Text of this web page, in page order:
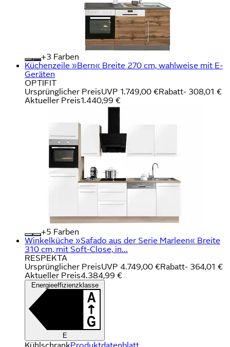
+
Farben
Küchenzeile »Bern« Breite 270 cm, wahlweise mit E-
Geräten
OPTIFIT
Ursprünglicher PreisUVP 1.749,00 €Rabatt- 308,01 €
Aktueller Preis1.440,99 €
+
Farben
Winkelküche »Safado aus der Serie Marleen« Breite
310 cm, mit Soft-Close, in...
RESPEKTA
Ursprünglicher PreisUVP 4.749,00 €Rabatt- 364,01 €
Aktueller Preis4.384,99 €
Energieeffizienzklasse
E